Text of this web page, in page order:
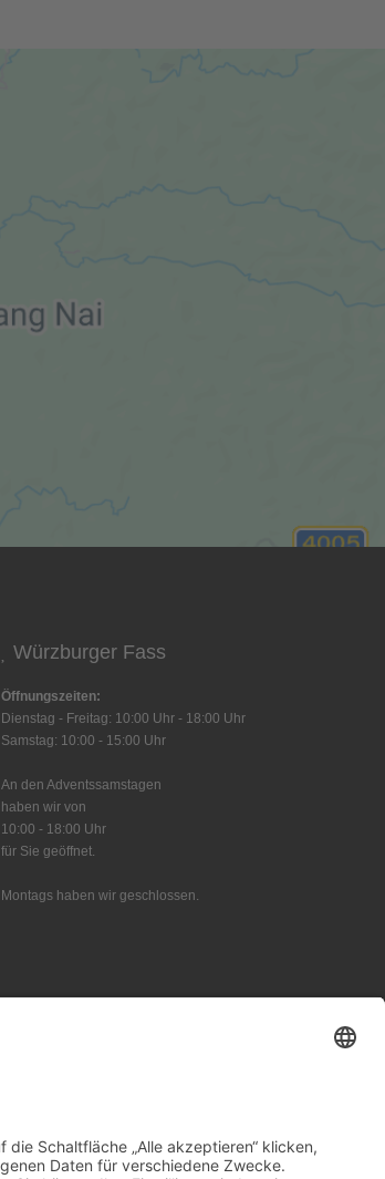
Würzburger Fass
Öffnungszeiten:
Dienstag - Freitag: 10:00 Uhr - 18:00 Uhr
Samstag: 10:00 - 15:00 Uhr
An den Adventssamstagen
haben wir von
10:00 - 18:00 Uhr
für Sie geöffnet.
Montags haben wir geschlossen.